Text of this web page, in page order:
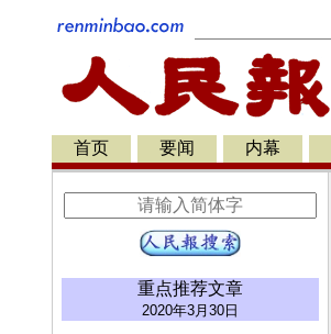
首页 要闻 内幕
重点推荐文章
2020年3月30日